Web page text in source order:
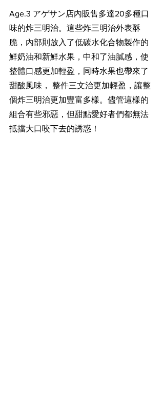
Age.3 アゲサン店內販售多達20多種口
味的炸三明治。這些炸三明治外表酥
脆，內部則放入了低碳水化合物製作的
鮮奶油和新鮮水果，中和了油膩感，使
整體口感更加輕盈，同時水果也帶來了
甜酸風味， 整件三文治更加輕盈，讓整
個炸三明治更加豐富多樣。儘管這樣的
組合有些邪惡，但甜點愛好者們都無法
抵擋大口咬下去的誘惑！